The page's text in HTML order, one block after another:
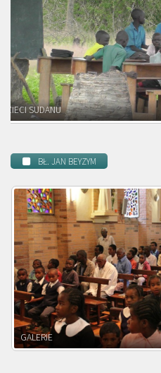
DZIECI ZAMBII
BŁ. JAN BEYZYM
POWOŁANIE MISYJNE